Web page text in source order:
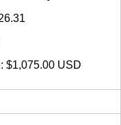
$1,075.00 USD